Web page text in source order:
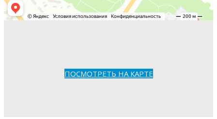
ПОСМОТРЕТЬ НА КАРТЕ